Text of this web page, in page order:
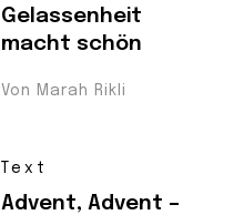
Gelassenheit
macht schön
Von Marah Rikli
Text
Advent, Advent –